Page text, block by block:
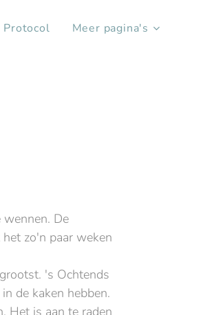
Protocol Meer pagina's
De
zo'n paar weken
's Ochtends
de kaken hebben.
Het is aan te raden